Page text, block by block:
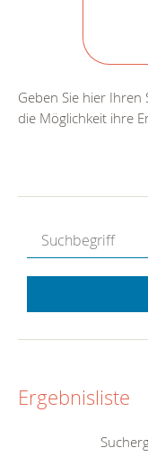
Geben Sie hier Ihren
die Möglichkeit ihre
Ergebnisliste